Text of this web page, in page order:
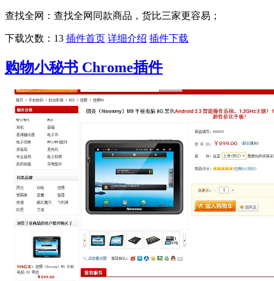
查找全网：查找全网同款商品，货比三家更容易；
下载次数：13 插件首页 详细介绍 插件下载
购物小秘书 Chrome插件